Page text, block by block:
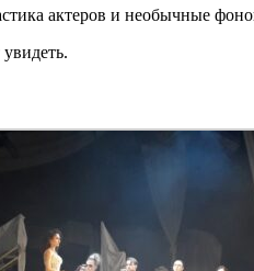
актеров и необычные